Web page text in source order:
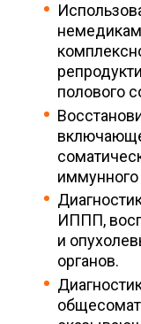
полового
иммунного
ИППП,
и
органов.